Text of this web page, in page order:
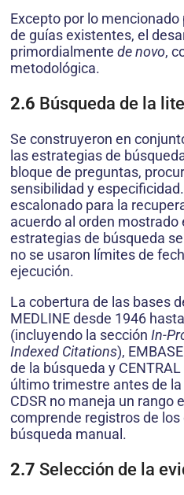
Excepto por lo
de guías existentes, el
primordialmente de novo,
metodológica.
2.6 Búsqueda de la
Se construyeron en
las estrategias de
bloque de preguntas,
sensibilidad y
escalonado para la
acuerdo al orden mostrado
estrategias de búsqueda
no se usaron límites de
ejecución.
La cobertura de las bases
MEDLINE desde 1946
(incluyendo la sección In-
Indexed Citations),
de la búsqueda y
último trimestre antes de
CDSR no maneja un rango
comprende registros de
búsqueda manual.
2.7 Selección de la